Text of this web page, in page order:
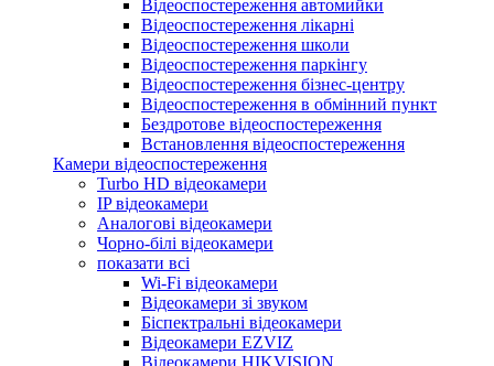
Відеоспостереження автомийки
Відеоспостереження лікарні
Відеоспостереження школи
Відеоспостереження паркінгу
Відеоспостереження бізнес-центру
Відеоспостереження в обмінний пункт
Бездротове відеоспостереження
Встановлення відеоспостереження
Камери відеоспостереження
Turbo HD відеокамери
IP відеокамери
Аналогові відеокамери
Чорно-білі відеокамери
показати всі
Wi-Fi відеокамери
Відеокамери зі звуком
Біспектральні відеокамери
Відеокамери EZVIZ
Відеокамери HIKVISION